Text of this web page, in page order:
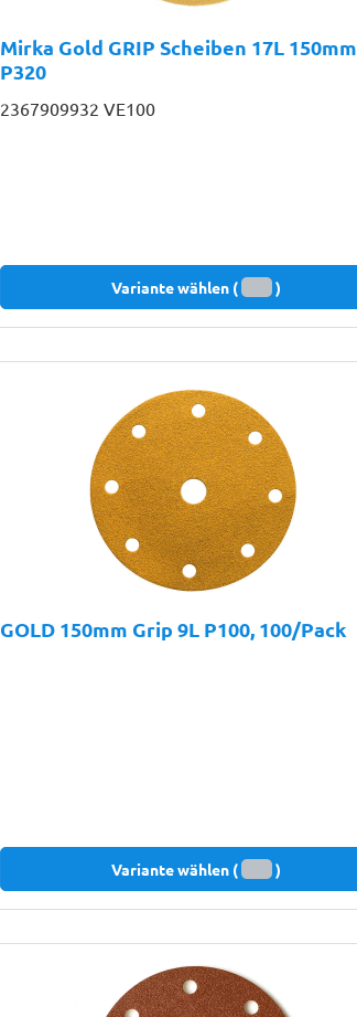
Mirka Gold GRIP Scheiben 17L 150mm
P320
2367909932 VE100
Variante wählen ( )
GOLD 150mm Grip 9L P100, 100/Pack
Variante wählen ( )